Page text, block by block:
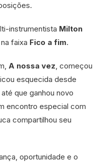
instrumentista Milton
faixa Fico a fim.
A nossa vez , começou
esquecida desde
que ganhou novo
encontro especial com
compartilhou seu
oportunidade e o